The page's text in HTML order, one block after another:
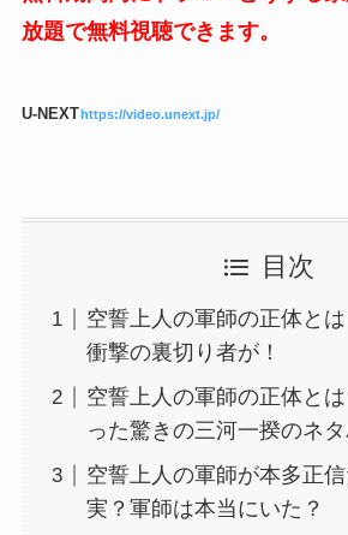
放題で無料視聴できます。
U-NEXT https://video.unext.jp/
目次
空誓上人の軍師の正体と
衝撃の裏切り者が！
空誓上人の軍師の正体と
った驚きの三河一揆のネタ
空誓上人の軍師が本多正
実？軍師は本当にいた？